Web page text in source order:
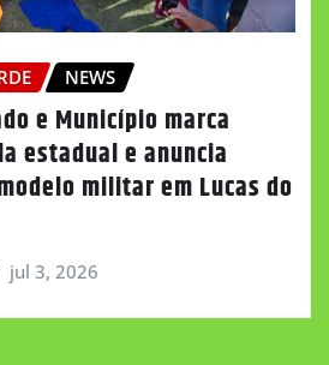
NEWS
e Município marca
estadual e anuncia
militar em Lucas do
jul 3, 2026